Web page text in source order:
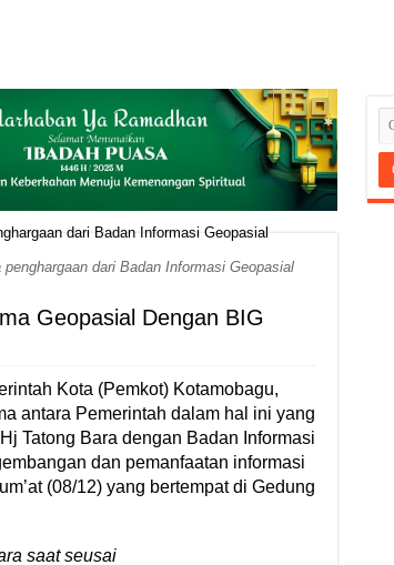
dari Badan Informasi Geopasial
Geopasial Dengan BIG
Kota (Pemkot) Kotamobagu,
antara Pemerintah dalam hal ini yang
Tatong Bara dengan Badan Informasi
dan pemanfaatan informasi
(08/12) yang bertempat di Gedung